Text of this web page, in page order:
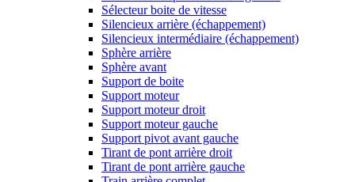
Sélecteur boite de vitesse
Silencieux arrière (échappement)
Silencieux intermédiaire (échappement)
Sphère arrière
Sphère avant
Support de boite
Support moteur
Support moteur droit
Support moteur gauche
Support pivot avant gauche
Tirant de pont arrière droit
Tirant de pont arrière gauche